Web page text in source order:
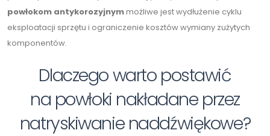
powłokom antykorozyjnymmożliwe jest wydłużenie cyklu
eksploatacji sprzętu i ograniczenie kosztów wymiany zużytych
komponentów.
Dlaczego warto postawić
na powłoki nakładane przez
natryskiwanie naddźwiękowe?